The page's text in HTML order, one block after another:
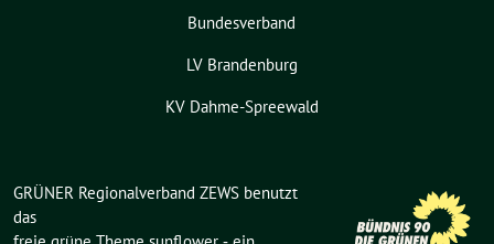
Bundesverband
LV Brandenburg
KV Dahme-Spreewald
GRÜNER Regionalverband ZEWS benutzt
das